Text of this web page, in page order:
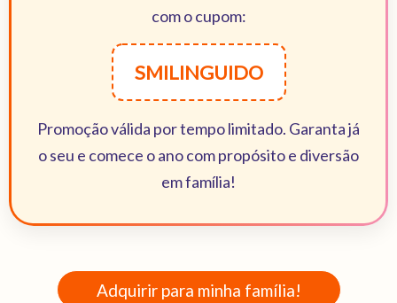
com o cupom:
SMILINGUIDO
Promoção válida por tempo limitado. Garanta já
o seu e comece o ano com propósito e diversão
em família!
Adquirir para minha família!